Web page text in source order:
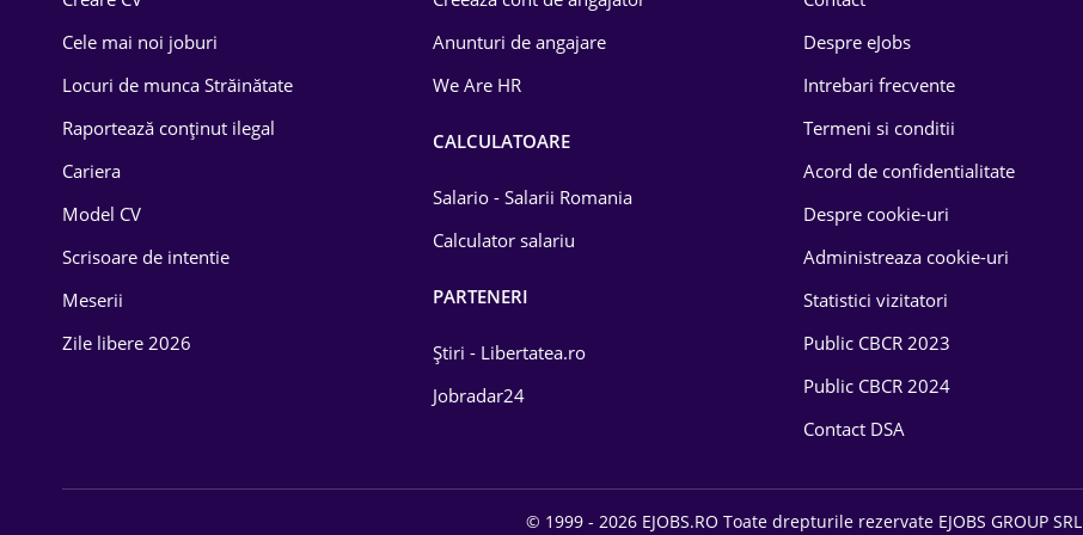
Drept
Educație / Training
Energetică
Farma
Cele mai noi joburi
Locuri de munca Străinătate
Raportează conținut ilegal
Cariera
Model CV
Scrisoare de intentie
Meserii
Zile libere 2026
Anunturi de angajare
We Are HR
CALCULATOARE
Salario - Salarii Romania
Calculator salariu
PARTENERI
Știri - Libertatea.ro
Jobradar24
Despre eJobs
Intrebari frecvente
Termeni si conditii
Acord de confidentialitate
Despre cookie-uri
Administreaza cookie-uri
Statistici vizitatori
Public CBCR 2023
Public CBCR 2024
Contact DSA
© 1999 - 2026 EJOBS.RO Toate drepturile rezervate EJOBS GROUP SRL